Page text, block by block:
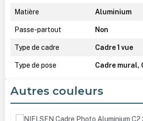
Matière Aluminium
Passe-partout Non
Type de cadre Cadre 1 vue
Type de pose Cadre mural,
Autres couleurs
Ignorer la galerie de produits